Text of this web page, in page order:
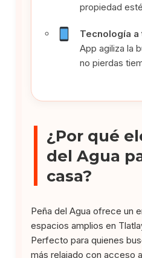
propiedad
Tecnología a
App agiliza la
no pierdas
¿Por qué
del Agua
casa?
Peña del Agua ofrece un
espacios amplios en
Perfecto para quienes
más relajado con acceso